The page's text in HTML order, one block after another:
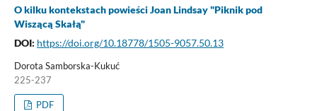
O kilku kontekstach powieści Joan Lindsay "Piknik pod
Wiszącą Skałą"
DOI: https://doi.org/10.18778/1505-9057.50.13
Dorota Samborska-Kukuć
225-237
PDF